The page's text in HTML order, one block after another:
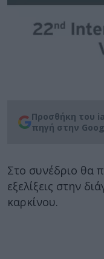
Προσθήκη του
πηγή στην
Στο συνέδριο θα
εξελίξεις στην
καρκίνου.